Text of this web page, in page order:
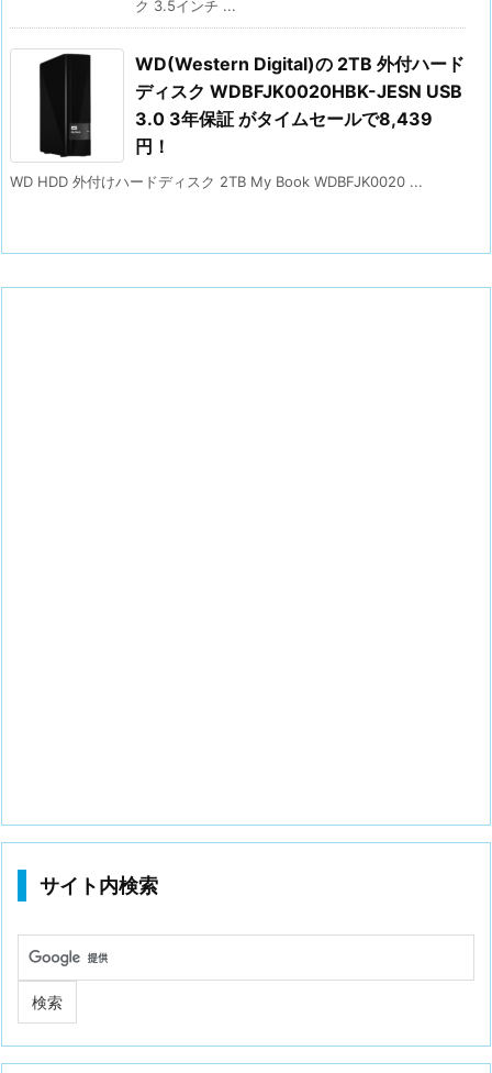
ク 3.5インチ ...
WD(Western Digital)の 2TB 外付ハード
ディスク WDBFJK0020HBK-JESN USB
3.0 3年保証 がタイムセールで8,439
円！
WD HDD 外付けハードディスク 2TB My Book WDBFJK0020 ...
サイト内検索